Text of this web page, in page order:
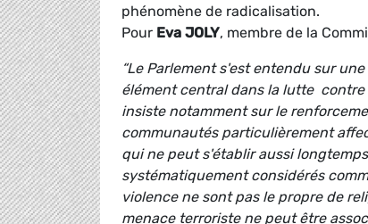
phénomène de radicalisation.
Pour Eva JOLY, membre de la
“Le Parlement s'est entendu sur
élément central dans la lutte contre
insiste notamment sur le
communautés particulièrement
qui ne peut s'établir aussi
systématiquement considérés
violence ne sont pas le propre de
menace terroriste ne peut être